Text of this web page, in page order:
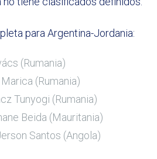
para Argentina-Jordania:
(Rumania)
(Rumania)
Tunyogi (Rumania)
Beida (Mauritania)
Santos (Angola)